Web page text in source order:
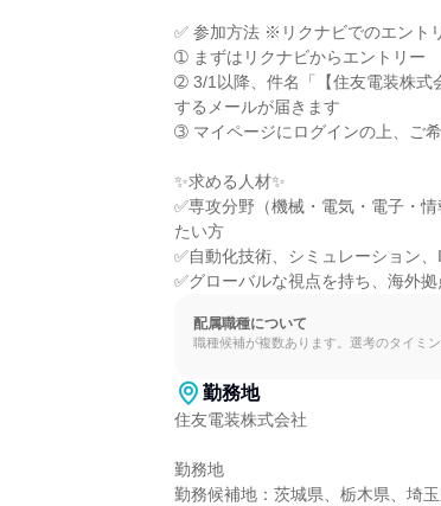
✅ 参加方法 ※リクナビでのエント
➀ まずはリクナビからエントリー
➁ 3/1以降、件名「【住友電装株式
するメールが届きます
➂ マイページにログインの上、ご
✨求める人材✨
✅専攻分野（機械・電気・電子・
たい方
✅自動化技術、シミュレーション
✅グローバルな視点を持ち、海外
配属職種について
職種候補が複数あります。選考のタイミ
勤務地
住友電装株式会社
勤務地
勤務候補地：茨城県、栃木県、埼